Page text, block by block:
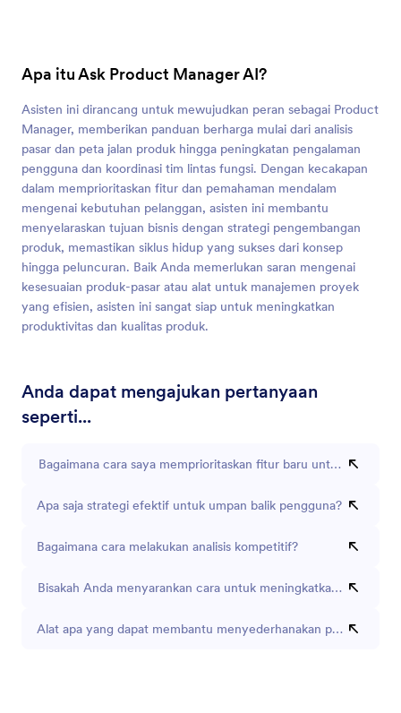
Apa itu Ask Product Manager AI?
Asisten ini dirancang untuk mewujudkan peran sebagai Product
Manager, memberikan panduan berharga mulai dari analisis
pasar dan peta jalan produk hingga peningkatan pengalaman
pengguna dan koordinasi tim lintas fungsi. Dengan kecakapan
dalam memprioritaskan fitur dan pemahaman mendalam
mengenai kebutuhan pelanggan, asisten ini membantu
menyelaraskan tujuan bisnis dengan strategi pengembangan
produk, memastikan siklus hidup yang sukses dari konsep
hingga peluncuran. Baik Anda memerlukan saran mengenai
kesesuaian produk-pasar atau alat untuk manajemen proyek
yang efisien, asisten ini sangat siap untuk meningkatkan
produktivitas dan kualitas produk.
Anda dapat mengajukan pertanyaan
seperti...
Bagaimana cara saya memprioritaskan fitur baru untuk produk
Apa saja strategi efektif untuk umpan balik pengguna?
Bagaimana cara melakukan analisis kompetitif?
Bisakah Anda menyarankan cara untuk meningkatkan kegunaan
Alat apa yang dapat membantu menyederhanakan peluncuran